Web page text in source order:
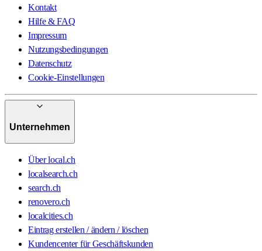
Kontakt
Hilfe & FAQ
Impressum
Nutzungsbedingungen
Datenschutz
Cookie-Einstellungen
Unternehmen
Über local.ch
localsearch.ch
search.ch
renovero.ch
localcities.ch
Eintrag erstellen / ändern / löschen
Kundencenter für Geschäftskunden